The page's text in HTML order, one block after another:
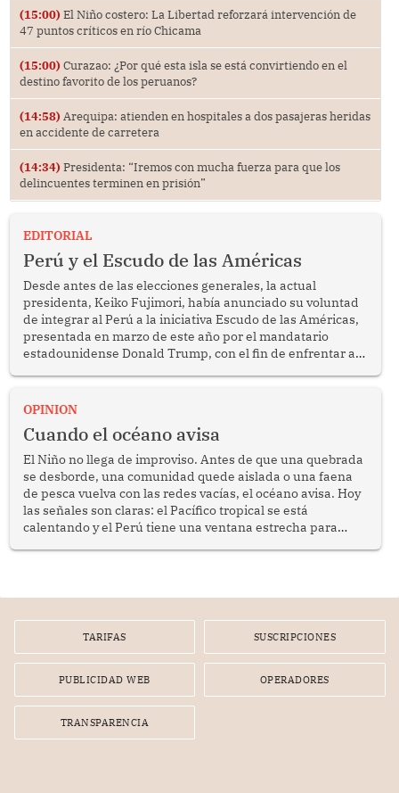
(15:00) El Niño costero: La Libertad reforzará intervención de
47 puntos críticos en río Chicama
(15:00) Curazao: ¿Por qué esta isla se está convirtiendo en el
destino favorito de los peruanos?
(14:58) Arequipa: atienden en hospitales a dos pasajeras heridas
en accidente de carretera
(14:34) Presidenta: “Iremos con mucha fuerza para que los
delincuentes terminen en prisión”
EDITORIAL
Perú y el Escudo de las Américas
Desde antes de las elecciones generales, la actual
presidenta, Keiko Fujimori, había anunciado su voluntad
de integrar al Perú a la iniciativa Escudo de las Américas,
presentada en marzo de este año por el mandatario
estadounidense Donald Trump, con el fin de enfrentar al
OPINION
Cuando el océano avisa
El Niño no llega de improviso. Antes de que una quebrada
se desborde, una comunidad quede aislada o una faena
de pesca vuelva con las redes vacías, el océano avisa. Hoy
las señales son claras: el Pacífico tropical se está
calentando y el Perú tiene una ventana estrecha para
TARIFAS SUSCRIPCIONES
PUBLICIDAD WEB OPERADORES
TRANSPARENCIA